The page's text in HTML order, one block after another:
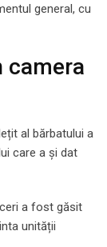
general, cu
camera
al bărbatului a
care a și dat
a fost găsit
unității